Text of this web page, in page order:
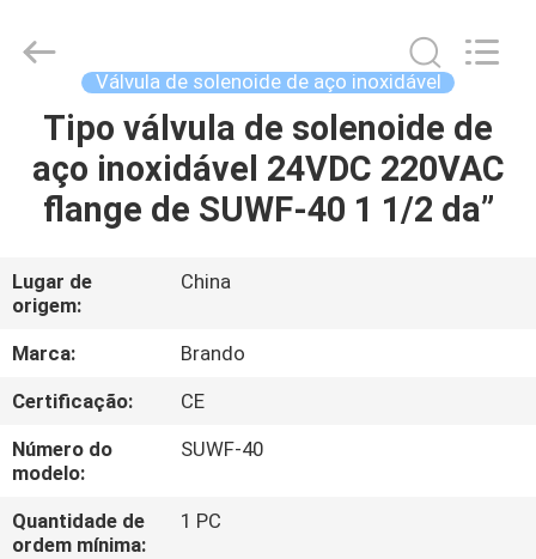
PARA
CASA
SOBRE
NÓS
VISITA
À
FÁBRICA
Hardware
Reserved.
Válvula de solenoide de aço inoxidável
Tipo válvula de solenoide de
aço inoxidável 24VDC 220VAC
flange de SUWF-40 1 1/2 da”
Lugar de
origem:
China
Marca:
Brando
Certificação:
CE
Número do
modelo:
SUWF-40
Quantidade de
ordem mínima:
1 PC